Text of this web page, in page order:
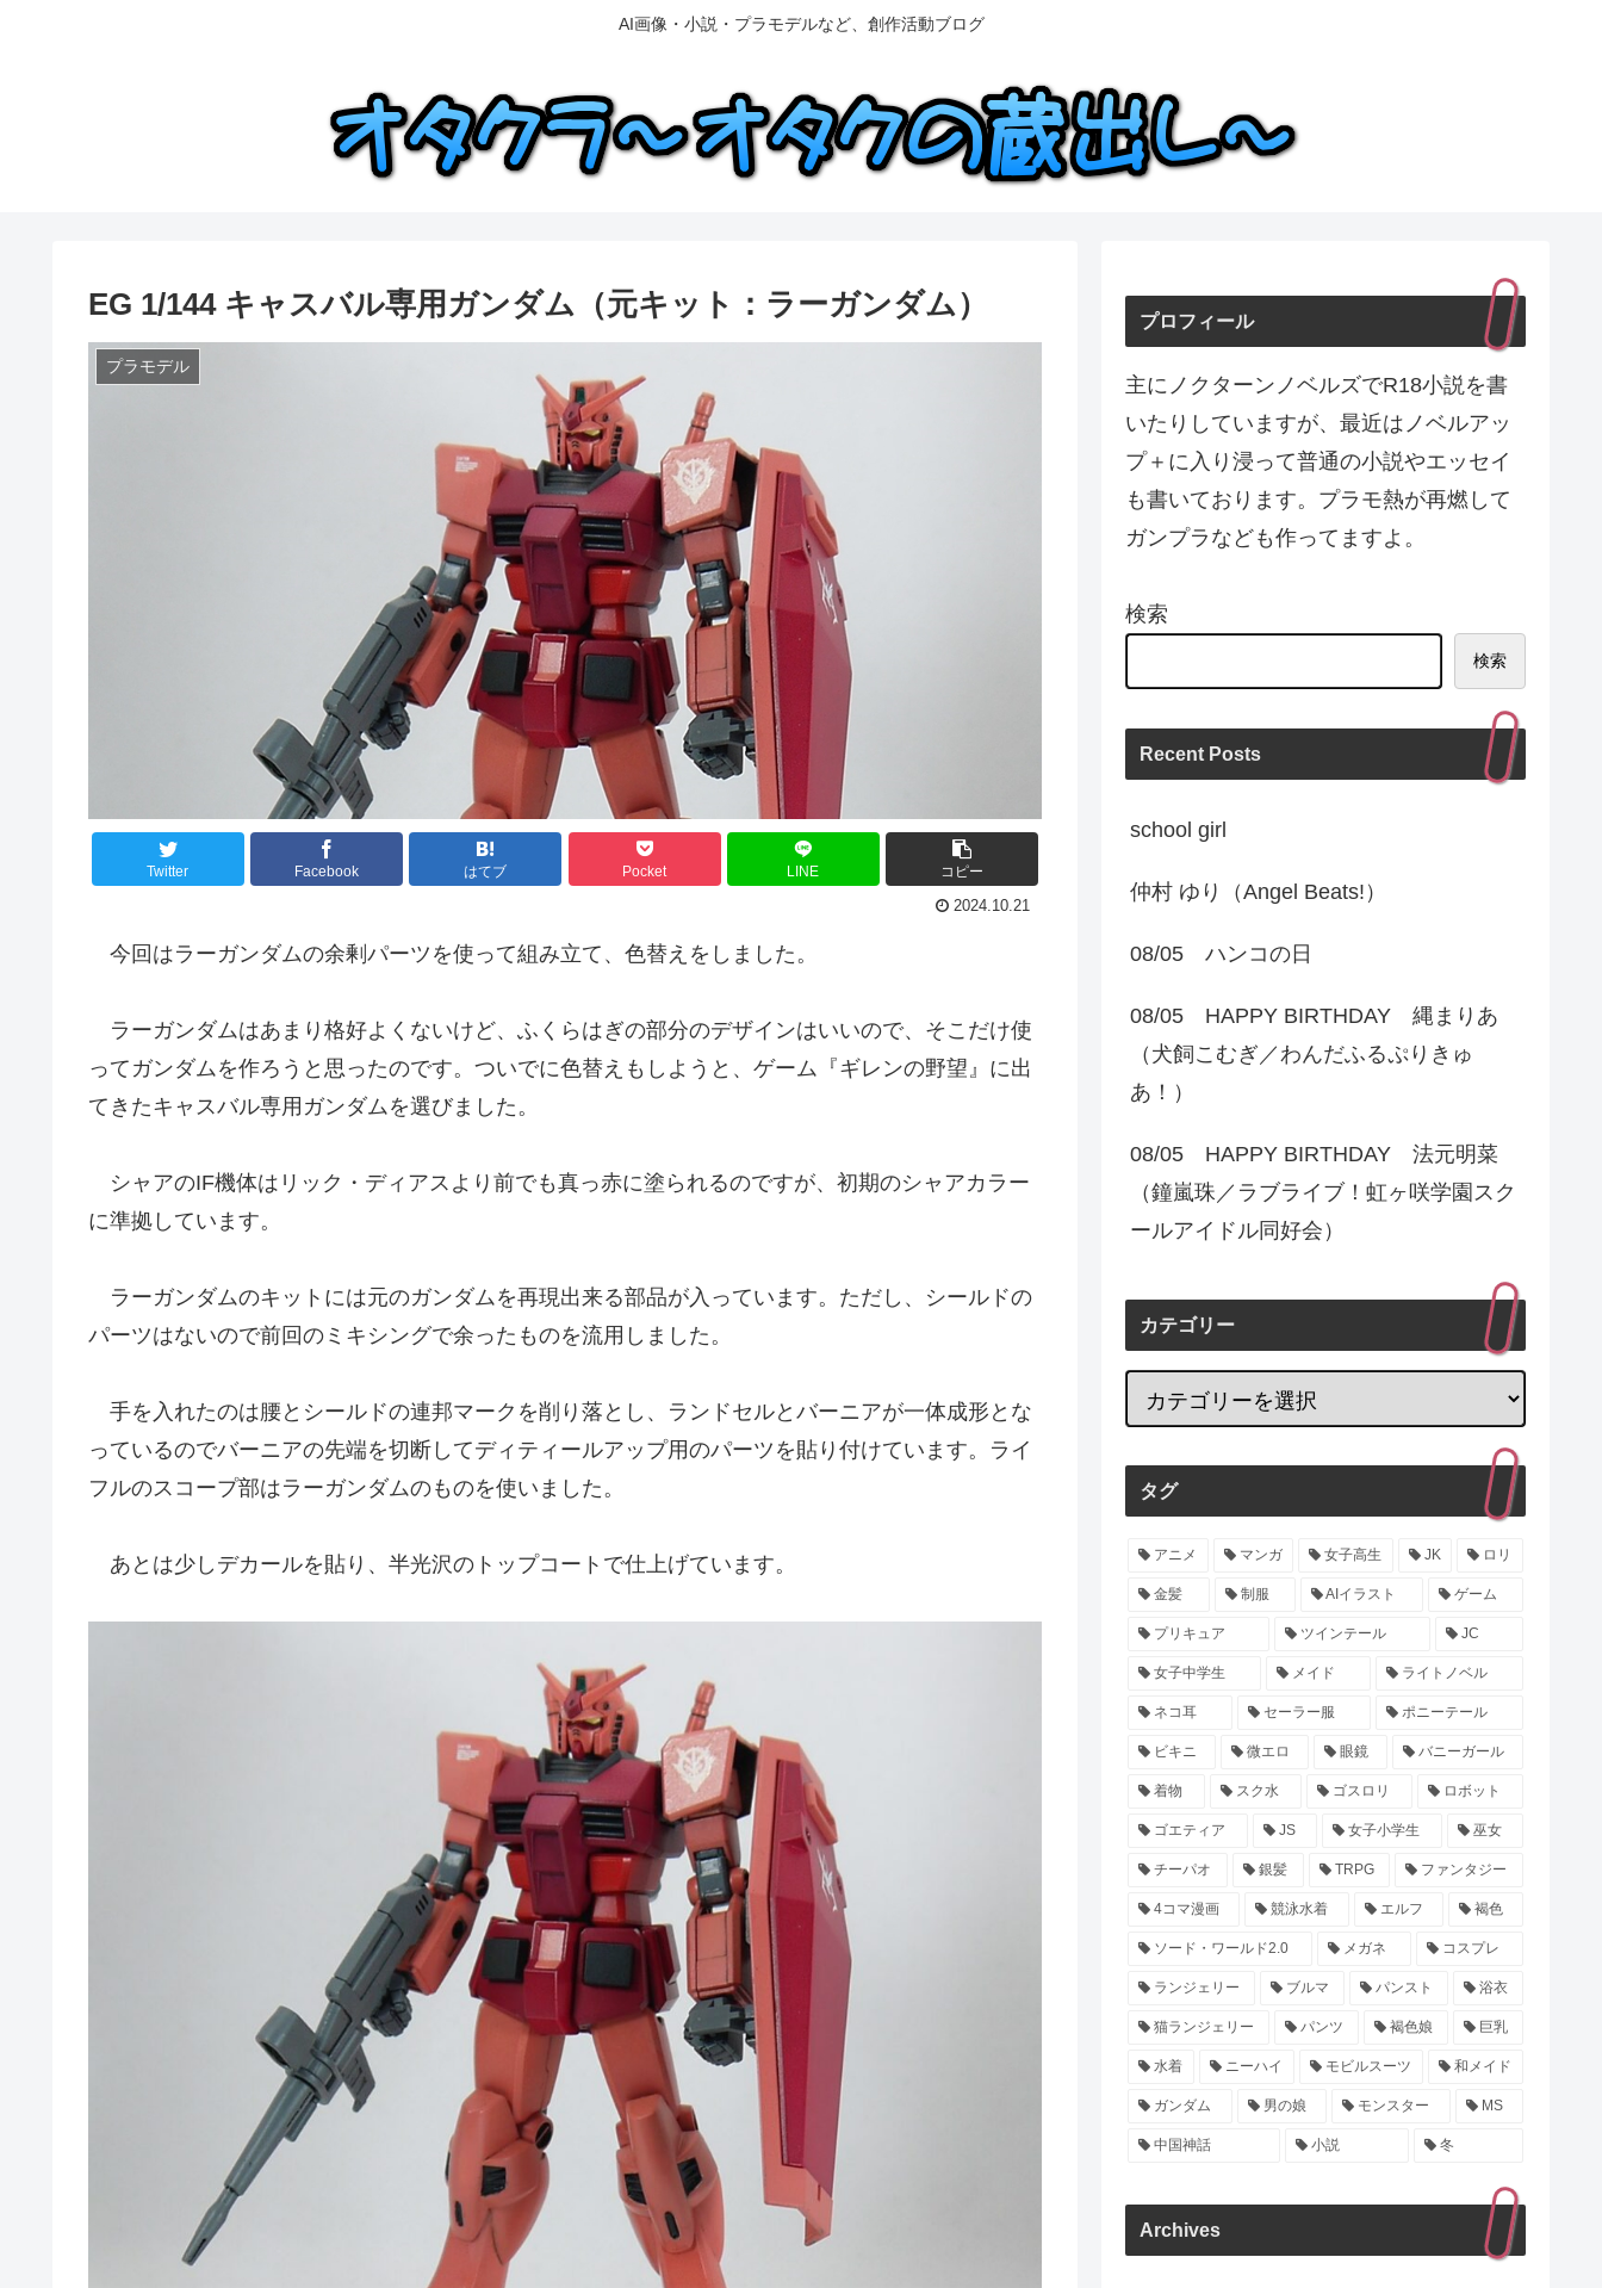
AI画像・小説・プラモデルなど、創作活動ブログ
EG 1/144 キャスバル専用ガンダム（元キット：ラーガンダム）
プラモデル
Twitter Facebook はてブ Pocket LINE コピー
2024.10.21
今回はラーガンダムの余剰パーツを使って組み立て、色替えをしました。
ラーガンダムはあまり格好よくないけど、ふくらはぎの部分のデザインはいいので、そこだけ使
ってガンダムを作ろうと思ったのです。ついでに色替えもしようと、ゲーム『ギレンの野望』に出
てきたキャスバル専用ガンダムを選びました。
シャアのIF機体はリック・ディアスより前でも真っ赤に塗られるのですが、初期のシャアカラー
に準拠しています。
ラーガンダムのキットには元のガンダムを再現出来る部品が入っています。ただし、シールドの
パーツはないので前回のミキシングで余ったものを流用しました。
手を入れたのは腰とシールドの連邦マークを削り落とし、ランドセルとバーニアが一体成形とな
っているのでバーニアの先端を切断してディティールアップ用のパーツを貼り付けています。ライ
フルのスコープ部はラーガンダムのものを使いました。
あとは少しデカールを貼り、半光沢のトップコートで仕上げています。
プロフィール
主にノクターンノベルズでR18小説を書
いたりしていますが、最近はノベルアッ
プ＋に入り浸って普通の小説やエッセイ
も書いております。プラモ熱が再燃して
ガンプラなども作ってますよ。
検索
検索
Recent Posts
school girl
仲村 ゆり（Angel Beats!）
08/05 ハンコの日
08/05 HAPPY BIRTHDAY 縄まりあ
（犬飼こむぎ／わんだふるぷりきゅ
あ！）
08/05 HAPPY BIRTHDAY 法元明菜
（鐘嵐珠／ラブライブ！虹ヶ咲学園スク
ールアイドル同好会）
カテゴリー
タグ
アニメ マンガ 女子高生 JK ロリ
金髪 制服 AIイラスト ゲーム
プリキュア ツインテール JC
女子中学生 メイド ライトノベル
ネコ耳 セーラー服 ポニーテール
ビキニ 微エロ 眼鏡 バニーガール
着物 スク水 ゴスロリ ロボット
ゴエティア JS 女子小学生 巫女
チーパオ 銀髪 TRPG ファンタジー
4コマ漫画 競泳水着 エルフ 褐色
ソード・ワールド2.0 メガネ コスプレ
ランジェリー ブルマ パンスト 浴衣
猫ランジェリー パンツ 褐色娘 巨乳
水着 ニーハイ モビルスーツ 和メイド
ガンダム 男の娘 モンスター MS
中国神話 小説 冬
Archives